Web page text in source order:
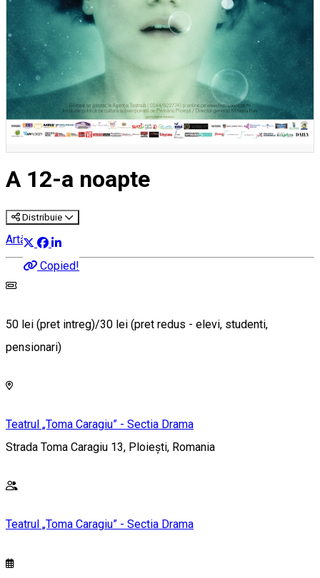
A 12-a noapte
Distribuie
Copied!
Artă
50 lei (pret intreg)/30 lei (pret redus - elevi, studenti,
pensionari)
Teatrul „Toma Caragiu” - Sectia Drama
Strada Toma Caragiu 13, Ploiești, Romania
Teatrul „Toma Caragiu” - Sectia Drama